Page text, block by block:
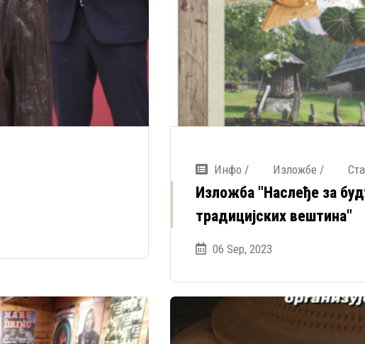
Инфо / Изложбе /
Изложба "Наслеђе за
традицијских вештина"
06 Sep, 2023